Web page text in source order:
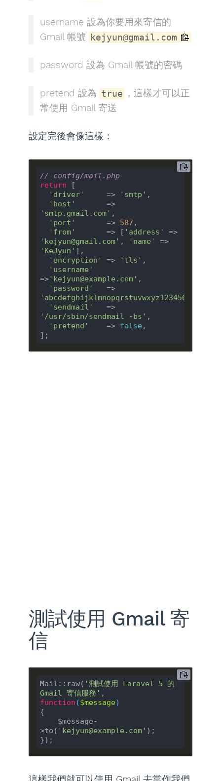
username 設為你要用來寄信的
Gmail 帳號 kejyun@gmail.com
password 設為 Gmail 帳號的密碼
pretend 設為 true ，這樣才可以正
常使用 Gmail 寄送
設定完後會像這樣：
// config/mail.php
return [
'driver'
     =>
'smtp' ,
'host'
'smtp.gmail.com' ,
'port'
       =>
587 ,
'from'
       => [
'address'
'kejyun@gmail.com' , 'name'
'KeJyun' ],
'encryption'
=> 'tls' ,
'username'
=> 'kejyun@example.com' ,
'password'
'abcdefghijklmnopqrstuvwxyz123456'
'sendmail'
'/usr/sbin/sendmail -bs' ,
'pretend'
    =>
false ,
測試使用 Gmail 寄
信
Mail::raw( '測試使用 Laravel 5 的
Gmail 寄信服務'
function ($message
{
>to( 'kejyun@example.com' );